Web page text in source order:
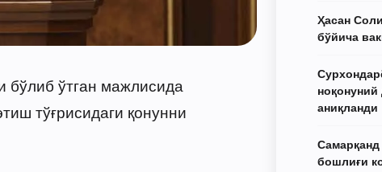
ўтган мажлисида
тўғрисидаги қонунни
Ҳасан
бўйича
аниқланди
бошлиғи